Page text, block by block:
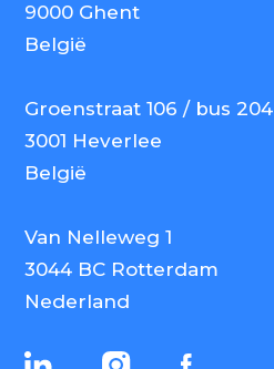
9000 Ghent
België
Groenstraat 106 / bus 204
3001 Heverlee
België
Van Nelleweg 1
3044 BC Rotterdam
Nederland